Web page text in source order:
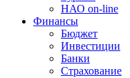
НАО on-line
Финансы
Бюджет
Инвестиции
Банки
Страхование